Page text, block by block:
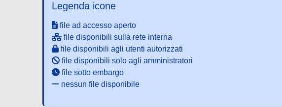
Legenda icone
file ad accesso aperto
file disponibili sulla rete interna
file disponibili agli utenti autorizzati
file disponibili solo agli amministratori
file sotto embargo
nessun file disponibile